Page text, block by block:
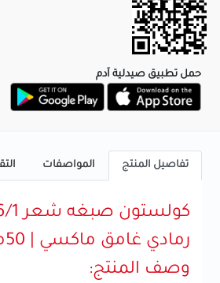
حمل تطبيق صيدلية آدم
تفاصيل المنتج المواصفات
رمادي غامق ماكسي | 50مل
وصف المنتج: